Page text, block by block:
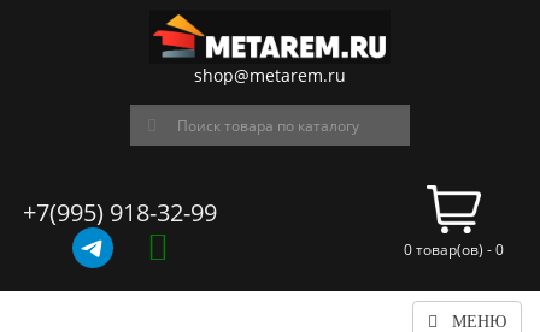
shop@metarem.ru
+7(995) 918-32-99
0 товар(ов) - 0
МЕНЮ